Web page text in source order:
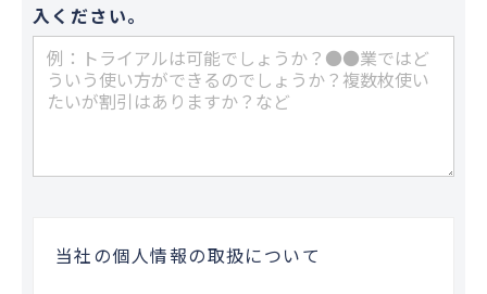
入ください。
当社の個人情報の取扱について